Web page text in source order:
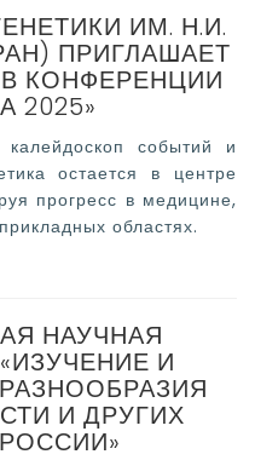
ИМ. Н.И.
ПРИГЛАШАЕТ
КОНФЕРЕНЦИИ
2025»
событий и
остается в центре
прогресс в медицине,
областях.
НАУЧНАЯ
И
И ДРУГИХ